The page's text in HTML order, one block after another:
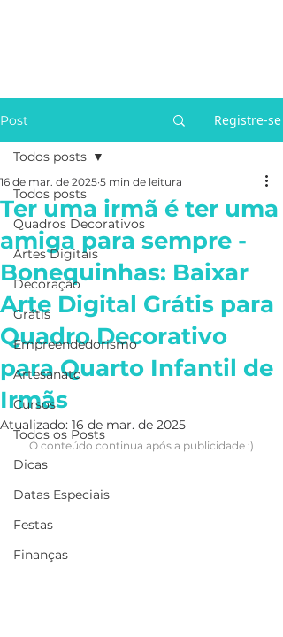
Post Registre-se
Todos posts
Quadros Decorativos
Artes Digitais
Decoração
Grátis
Empreendedorismo
Artesanato
Cursos
Todos os Posts
Dicas
Datas Especiais
Festas
Finanças
Todos posts
Ter uma irmã é ter uma
amiga para sempre -
Bonequinhas: Baixar
Arte Digital Grátis para
Quadro Decorativo
para Quarto Infantil de
Irmãs
16 de mar. de 2025 5 min de leitura
Atualizado: 16 de mar. de 2025
O conteúdo continua após a publicidade :)